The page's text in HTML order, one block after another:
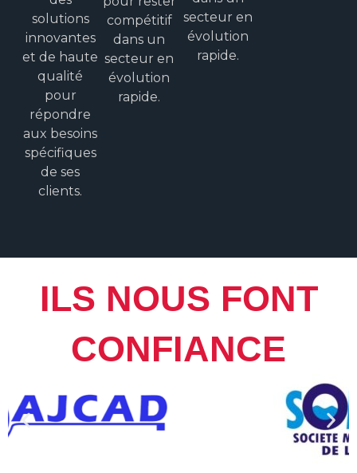
solutions
innovantes
et de haute
qualité
pour
répondre
aux besoins
spécifiques
de ses
clients.
compétitif
dans un
secteur en
évolution
rapide.
secteur en
évolution
rapide.
ILS NOUS FONT
CONFIANCE